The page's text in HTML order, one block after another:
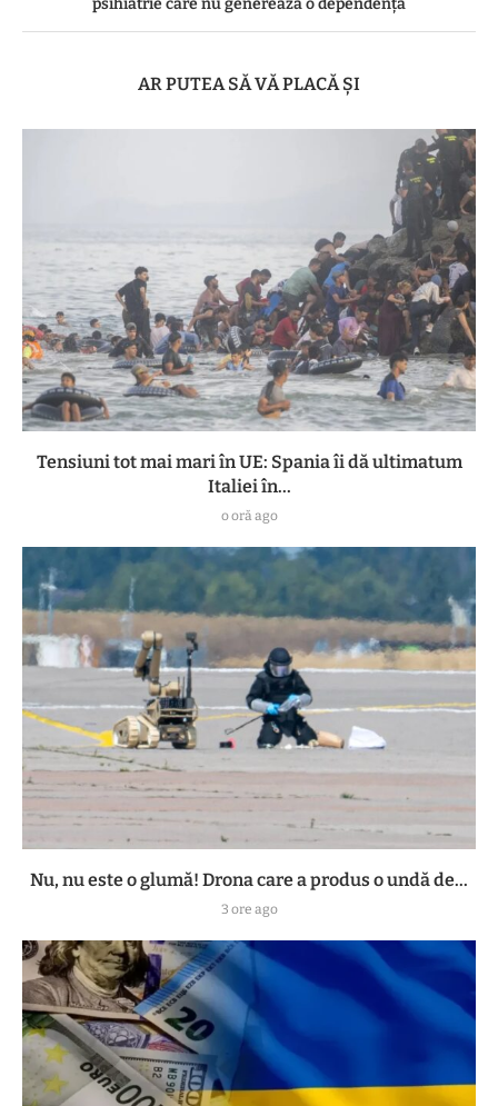
psihiatrie care nu generează o dependenţă
AR PUTEA SĂ VĂ PLACĂ ȘI
Tensiuni tot mai mari în UE: Spania îi dă ultimatum
Italiei în...
o oră ago
Nu, nu este o glumă! Drona care a produs o undă de...
3 ore ago